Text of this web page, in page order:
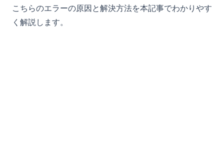
こちらのエラーの原因と解決方法を本記事でわかりやす
く解説します。